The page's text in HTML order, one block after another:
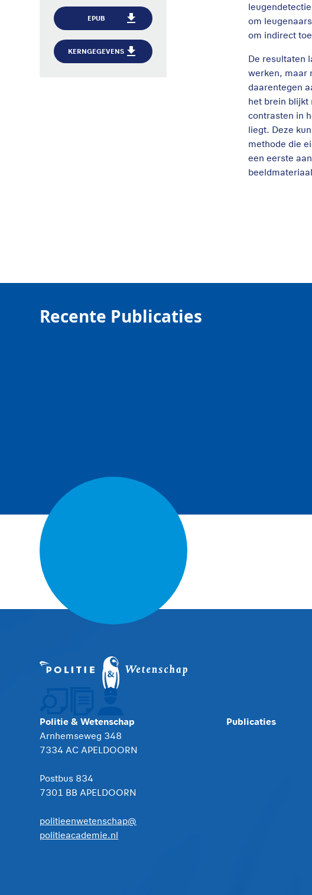
EPUB
KERNGEGEVENS
om
om indirect
De resultaten
werken, maar
daarentegen
het brein blijkt
contrasten in
liegt. Deze
methode die
een eerste
Recente Publicaties
Politie & Wetenschap
Arnhemseweg 348
7334 AC APELDOORN
Postbus 834
7301 BB APELDOORN
politieenwetenschap@
politieacademie.nl
Publicaties